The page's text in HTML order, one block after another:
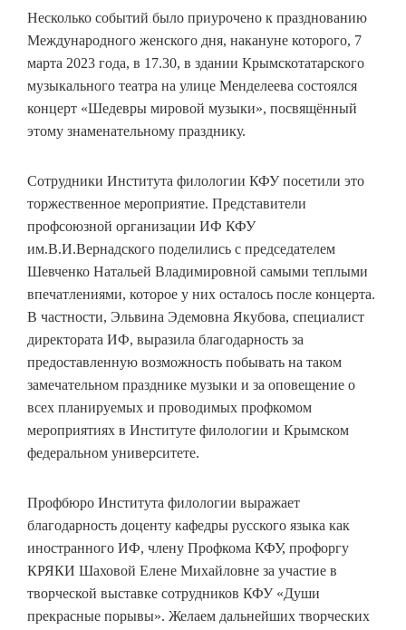
Несколько событий было приурочено к празднованию
Международного женского дня, накануне которого, 7
марта 2023 года, в 17.30, в здании Крымскотатарского
музыкального театра на улице Менделеева состоялся
концерт «Шедевры мировой музыки», посвящённый
этому знаменательному празднику.
Сотрудники Института филологии КФУ посетили это
торжественное мероприятие. Представители
профсоюзной организации ИФ КФУ
им.В.И.Вернадского поделились с председателем
Шевченко Натальей Владимировной самыми теплыми
впечатлениями, которое у них осталось после концерта.
В частности, Эльвина Эдемовна Якубова, специалист
директората ИФ, выразила благодарность за
предоставленную возможность побывать на таком
замечательном празднике музыки и за оповещение о
всех планируемых и проводимых профкомом
мероприятиях в Институте филологии и Крымском
федеральном университете.
Профбюро Института филологии выражает
благодарность доценту кафедры русского языка как
иностранного ИФ, члену Профкома КФУ, профоргу
КРЯКИ Шаховой Елене Михайловне за участие в
творческой выставке сотрудников КФУ «Души
прекрасные порывы». Желаем дальнейших творческих